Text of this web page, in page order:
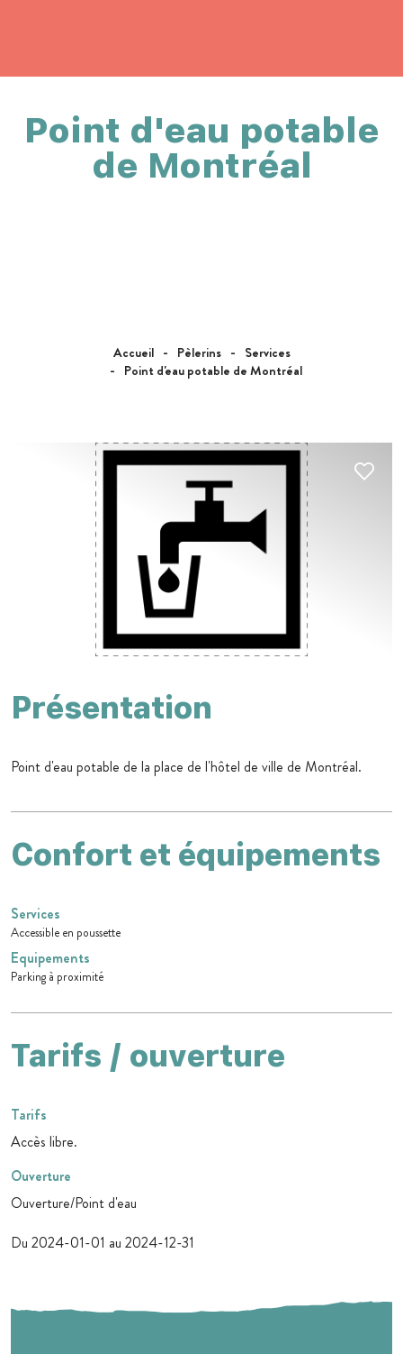
Accueil Pèlerins
Services
Point d'eau potable de Montréal
Point d'eau potable
de Montréal
Présentation
Point d'eau potable de la place de l'hôtel de ville de Montréal.
Confort et équipements
Services
Accessible en poussette
Equipements
Parking à proximité
Tarifs / ouverture
Tarifs
Accès libre.
Ouverture
Ouverture/Point d'eau
Du 2024-01-01 au 2024-12-31